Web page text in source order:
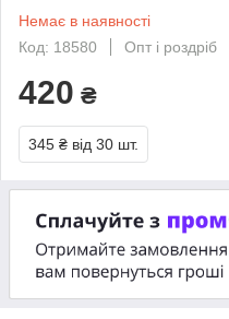
Немає в наявності
Код: 18580
Опт і роздріб
420 ₴
345 ₴ від 30 шт.